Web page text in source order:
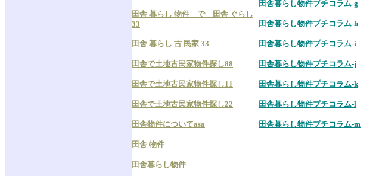
田舎 暮らし 物件 で 田舎 ぐらし
33
田舎 暮らし 古 民家 33
田舎で土地古民家物件探し88
田舎で土地古民家物件探し11
田舎で土地古民家物件探し22
田舎物件についてasa
田舎 物件
田舎暮らし物件
田舎暮らし物件プチコラム-g
田舎暮らし物件プチコラム-h
田舎暮らし物件プチコラム-i
田舎暮らし物件プチコラム-j
田舎暮らし物件プチコラム-k
田舎暮らし物件プチコラム-l
田舎暮らし物件プチコラム-m